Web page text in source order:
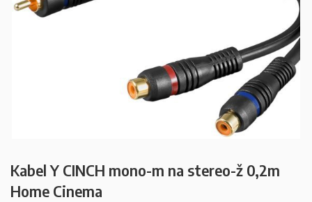
Kabel Y CINCH mono-m na stereo-ž 0,2m
Home Cinema